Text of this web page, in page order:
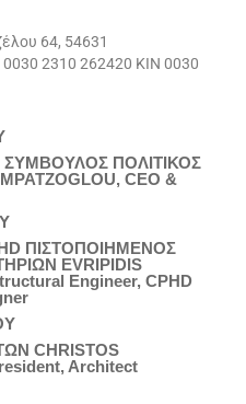
64, 54631
2310 262420 ΚΙΝ 0030
ΠΟΛΙΤΙΚΟΣ
CEO &
ΠΙΣΤΟΠΟΙΗΜΕΝΟΣ
EVRIPIDIS
Engineer, CPHD
CHRISTOS
Architect